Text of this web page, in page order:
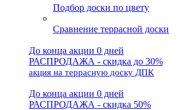
Подбор доски по цвету
Сравнение террасной доски
До конца акции 0 дней
РАСПРОДАЖА - скидка до 30%
акция на террасную доску ДПК
До конца акции 0 дней
РАСПРОДАЖА - скидка 50%